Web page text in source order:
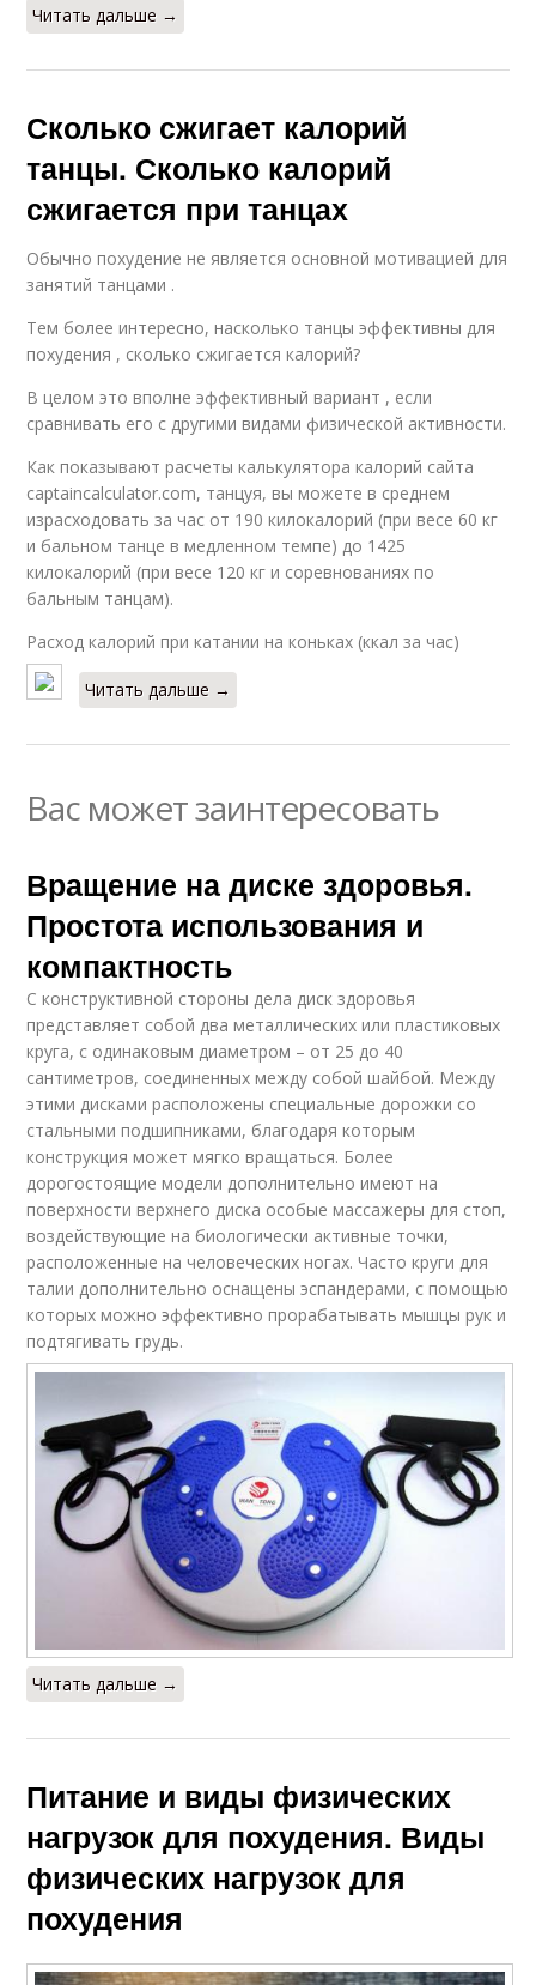
Читать дальше →
Сколько сжигает калорий
танцы. Сколько калорий
сжигается при танцах
Обычно похудение не является основной мотивацией для
занятий танцами .
Тем более интересно, насколько танцы эффективны для
похудения , сколько сжигается калорий?
В целом это вполне эффективный вариант , если
сравнивать его с другими видами физической активности.
Как показывают расчеты калькулятора калорий сайта
captaincalculator.com, танцуя, вы можете в среднем
израсходовать за час от 190 килокалорий (при весе 60 кг
и бальном танце в медленном темпе) до 1425
килокалорий (при весе 120 кг и соревнованиях по
бальным танцам).
Расход калорий при катании на коньках (ккал за час)
Читать дальше →
Вас может заинтересовать
Вращение на диске здоровья.
Простота использования и
компактность
С конструктивной стороны дела диск здоровья
представляет собой два металлических или пластиковых
круга, с одинаковым диаметром – от 25 до 40
сантиметров, соединенных между собой шайбой. Между
этими дисками расположены специальные дорожки со
стальными подшипниками, благодаря которым
конструкция может мягко вращаться. Более
дорогостоящие модели дополнительно имеют на
поверхности верхнего диска особые массажеры для стоп,
воздействующие на биологически активные точки,
расположенные на человеческих ногах. Часто круги для
талии дополнительно оснащены эспандерами, с помощью
которых можно эффективно прорабатывать мышцы рук и
подтягивать грудь.
Читать дальше →
Питание и виды физических
нагрузок для похудения. Виды
физических нагрузок для
похудения